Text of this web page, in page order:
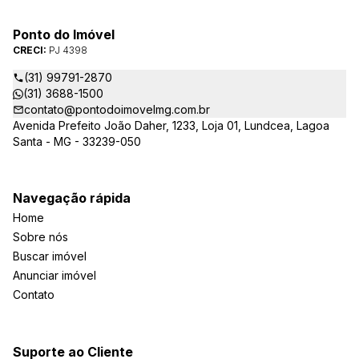
Ponto do Imóvel
CRECI: PJ 4398
(31) 99791-2870
(31) 3688-1500
contato@pontodoimovelmg.com.br
Avenida Prefeito João Daher, 1233, Loja 01, Lundcea, Lagoa
Santa - MG - 33239-050
Navegação rápida
Home
Sobre nós
Buscar imóvel
Anunciar imóvel
Contato
Suporte ao Cliente